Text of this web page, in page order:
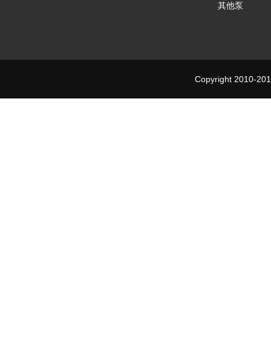
其他泵
Copyright 2010-